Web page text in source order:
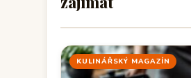
KULINÁŘSKÝ MAGAZÍN